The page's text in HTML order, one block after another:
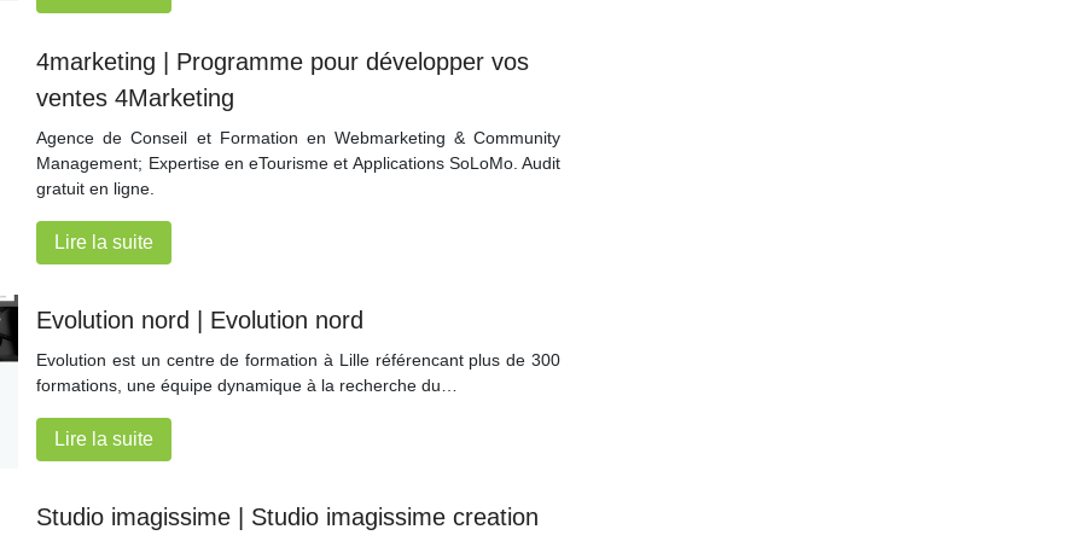
4marketing | Programme pour développer vos
ventes 4Marketing
Agence de Conseil et Formation en Webmarketing & Community
Management; Expertise en eTourisme et Applications SoLoMo. Audit
gratuit en ligne.
Lire la suite
Evolution nord | Evolution nord
Evolution est un centre de formation à Lille référencant plus de 300
formations, une équipe dynamique à la recherche du…
Lire la suite
Studio imagissime | Studio imagissime creation